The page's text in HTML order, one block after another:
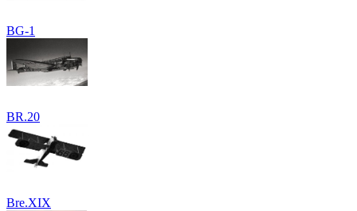
BG-1
BR.20
Bre.XIX